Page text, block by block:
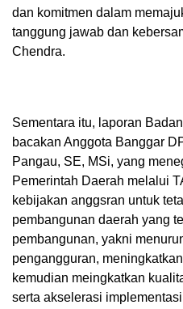
dan komitmen dalam
tanggung jawab dan
Chendra.
Sementara itu, laporan
bacakan Anggota Banggar
Pangau, SE, MSi, yang
Pemerintah Daerah melalui
kebijakan anggsran untuk
pembangunan daerah yang
pembangunan, yakni
pengangguran,
kemudian meingkatkan
serta akselerasi